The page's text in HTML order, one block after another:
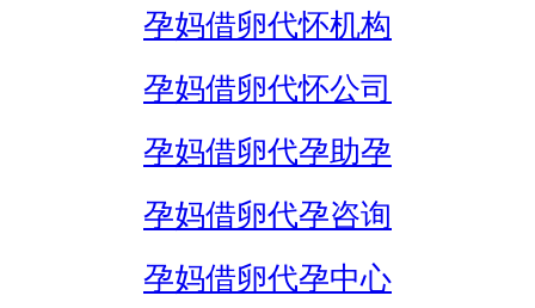
孕妈借卵代怀机构
孕妈借卵代怀公司
孕妈借卵代孕助孕
孕妈借卵代孕咨询
孕妈借卵代孕中心